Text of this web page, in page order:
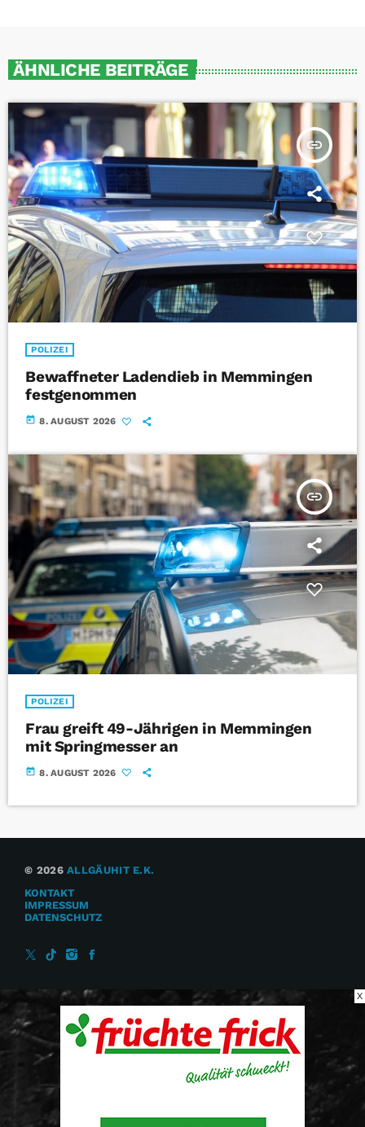
ÄHNLICHE BEITRÄGE
insert_link
POLIZEI
Bewaffneter Ladendieb in Memmingen
festgenommen
today 8. AUGUST 2026
insert_link
POLIZEI
Frau greift 49-Jährigen in Memmingen
mit Springmesser an
today 8. AUGUST 2026
© 2026ALLGÄUHIT E.K.
KONTAKT
IMPRESSUM
DATENSCHUTZ
X